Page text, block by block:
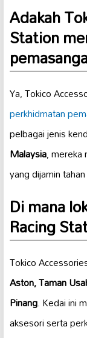
Adakah
Station
Ya, Tokico
perkhidmatan
pelbagai jenis
Malaysia, mereka
yang dijamin
Di mana
Racing
Tokico
Aston, Taman
Pinang. Kedai ini
aksesori serta